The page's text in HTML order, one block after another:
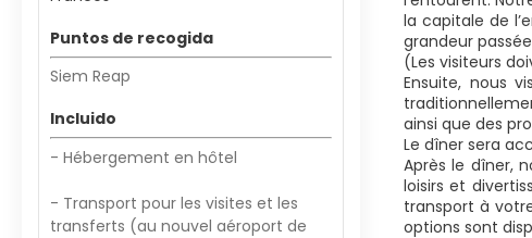
la capitale de
grandeur
(Les visiteurs
Ensuite, nous
ainsi que des
Le dîner sera
Après le dîner,
loisirs et
transport à
options sont
Puntos de recogida
Siem Reap
Incluido
- Hébergement en hôtel
- Transport pour les visites et les
transferts (au nouvel aéroport de